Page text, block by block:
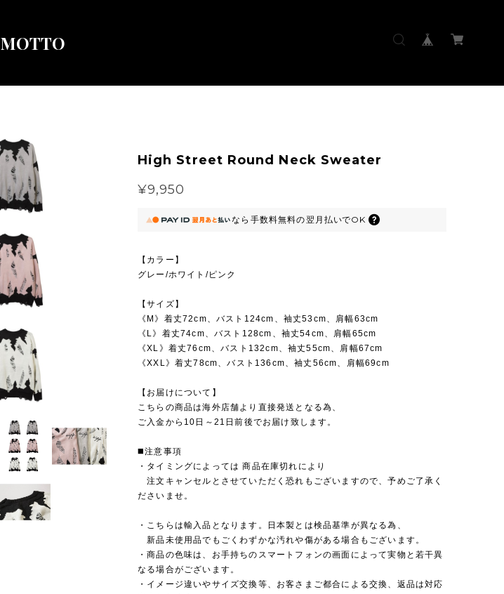
MOTTO
High Street Round Neck Sweater
¥9,950
なら 手数料無料の翌月払いでOK
【カラー】
グレー/ホワイト/ピンク
【サイズ】
《M》着丈72cm、バスト124cm、袖丈53cm、肩幅63cm
《L》着丈74cm、バスト128cm、袖丈54cm、肩幅65cm
《XL》着丈76cm、バスト132cm、袖丈55cm、肩幅67cm
《XXL》着丈78cm、バスト136cm、袖丈56cm、肩幅69cm
【お届けについて】
こちらの商品は海外店舗より直接発送となる為、
ご入金から10日～21日前後でお届け致します。
◼️注意事項
・タイミングによっては 商品在庫切れにより
注文キャンセルとさせていただく恐れもございますので、予めご了承く
ださいませ。
・こちらは輸入品となります。日本製とは検品基準が異なる為、
新品未使用品でもごくわずかな汚れや傷がある場合もございます。
・商品の色味は、お手持ちのスマートフォンの画面によって実物と若干異
なる場合がございます。
・イメージ違いやサイズ交換等、お客さまご都合による交換、返品は対応